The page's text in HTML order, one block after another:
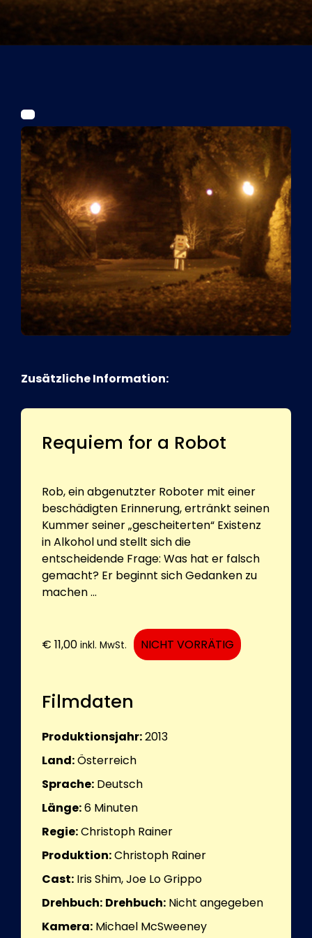
Tickets
Kurier Romy 2026
Zusätzliche Information:
Requiem for a Robot
Rob, ein abgenutzter Roboter mit einer
beschädigten Erinnerung, ertränkt seinen
Kummer seiner „gescheiterten“ Existenz
in Alkohol und stellt sich die
entscheidende Frage: Was hat er falsch
gemacht? Er beginnt sich Gedanken zu
machen ...
€ 11,00 inkl. MwSt. NICHT VORRÄTIG
Filmdaten
Produktionsjahr:2013
Land:Österreich
Sprache: Deutsch
Länge:6 Minuten
Regie:Christoph Rainer
Produktion:Christoph Rainer
Cast: Iris Shim, Joe Lo Grippo
Drehbuch: Drehbuch: Nicht angegeben
Kamera: Michael McSweeney